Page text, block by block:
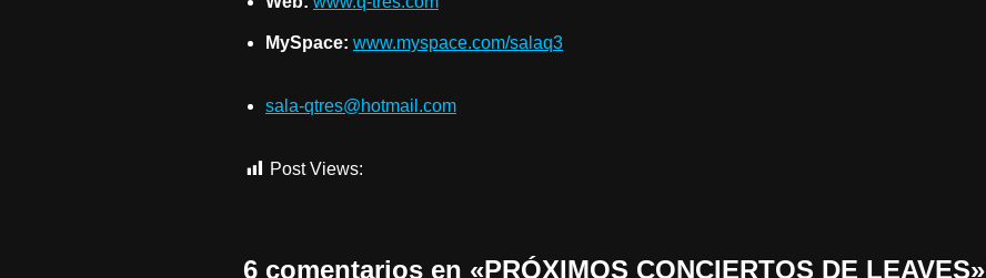
MySpace: www.myspace.com/salaq3
sala-qtres@hotmail.com
Post Views:
6 comentarios en «PRÓXIMOS CONCIERTOS DE LEAVES»